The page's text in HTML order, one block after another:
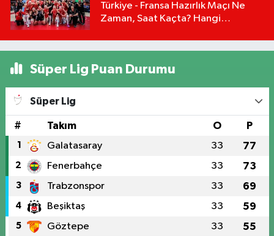
Türkiye - Fransa Hazırlık Maçı Ne
Zaman, Saat Kaçta? Hangi
Süper Lig Puan Durumu
Süper Lig
# Takım O P
1 Galatasaray 33 77
2 Fenerbahçe 33 73
3 Trabzonspor 33 69
4 Beşiktaş 33 59
5 Göztepe 33 55